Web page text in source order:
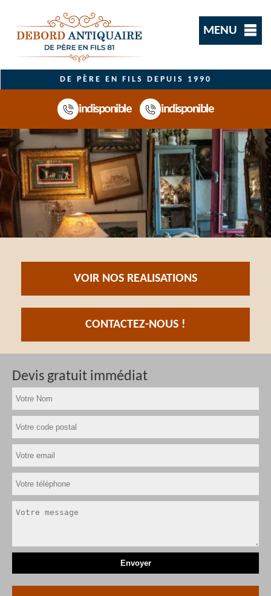
MENU
DE PÈRE EN FILS DEPUIS 1990
indisponible indisponible
VOIR NOS REALISATIONS
CONTACTEZ-NOUS !
Devis gratuit immédiat